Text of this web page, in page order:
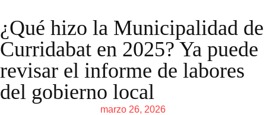
¿Qué hizo la Municipalidad de
Curridabat en 2025? Ya puede
revisar el informe de labores
del gobierno local
marzo 26, 2026